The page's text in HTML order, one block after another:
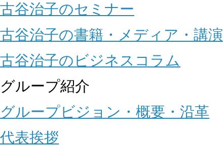
古谷治子のセミナー
古谷治子の書籍・メディア・講演
古谷治子のビジネスコラム
グループ紹介
グループビジョン・概要・沿革
代表挨拶